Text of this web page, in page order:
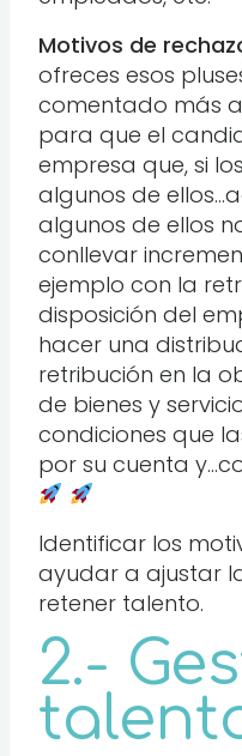
Motivos de
ofreces esos
comentado más
para que el
empresa que, si
algunos de
algunos de ellos
conllevar
ejemplo con la
disposición del
hacer una
retribución en la
de bienes y
condiciones que
por su cuenta
Identificar los
ayudar a ajustar
retener talento.
2.-